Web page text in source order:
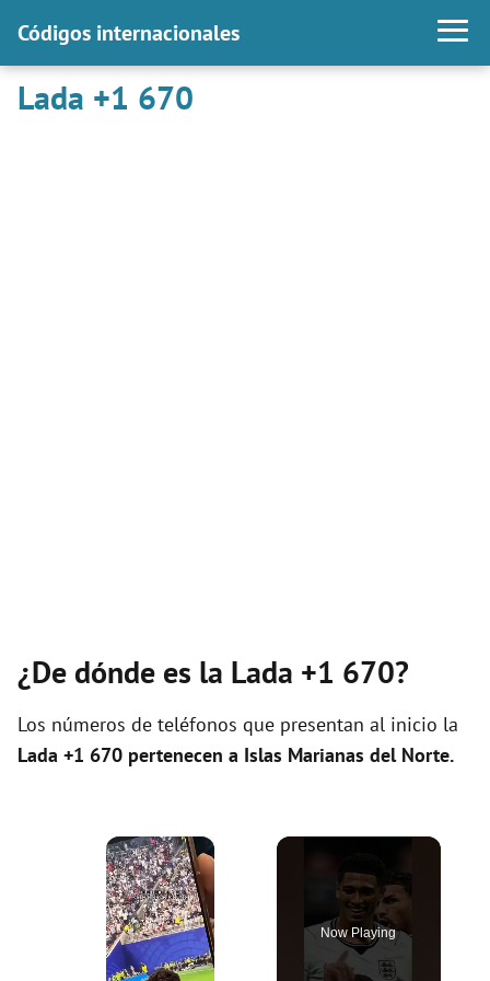
Códigos internacionales
Lada +1 670
¿De dónde es la Lada +1 670?
Los números de teléfonos que presentan al inicio la
Lada +1 670 pertenecen a Islas Marianas del Norte.
×
Now Playing